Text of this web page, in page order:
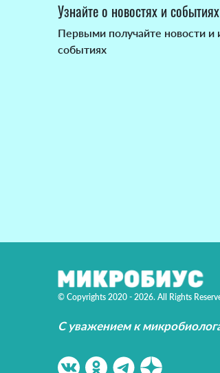
Узнайте о новостях и
Первыми получайте новости
событиях
© Copyrights 2020 - 2026. All Rights
С уважением к